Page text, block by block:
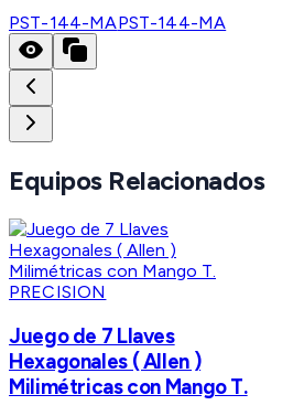
PST-144-MAPST-144-MA
Equipos Relacionados
PRECISION
Juego de 7 Llaves
Hexagonales ( Allen )
Milimétricas con Mango T.